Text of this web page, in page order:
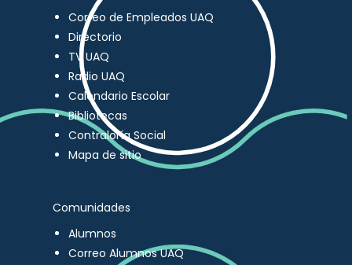
Correo de Empleados UAQ
Directorio
TV UAQ
Radio UAQ
Calendario Escolar
Bibliotecas
Contraloría Social
Mapa de sitio
Comunidades
Alumnos
Correo Alumnos UAQ